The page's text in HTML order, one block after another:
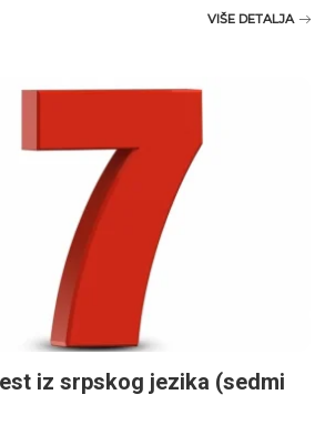
VIŠE DETALJA
iz srpskog jezika (sedmi